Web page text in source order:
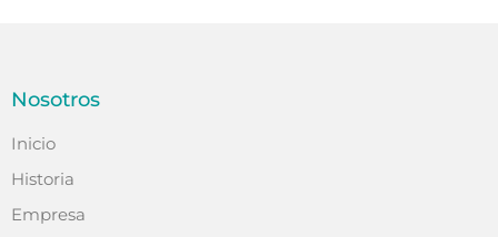
Nosotros
Inicio
Historia
Empresa